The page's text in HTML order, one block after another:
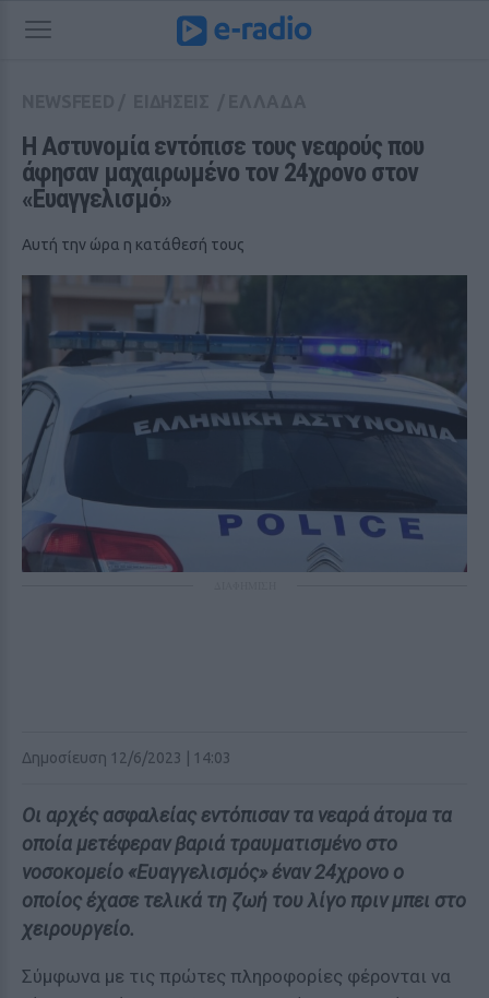
Η Αστυνομία εντόπισε τους νεαρούς που
άφησαν μαχαιρωμένο τον 24χρονο στον
«Ευαγγελισμό»
Αυτή την ώρα η κατάθεσή τους
Δημοσίευση 12/6/2023 | 14:03
Οι αρχές ασφαλείας εντόπισαν τα νεαρά άτομα τα
οποία μετέφεραν βαριά τραυματισμένο στο
νοσοκομείο «Ευαγγελισμός» έναν 24χρονο ο
οποίος έχασε τελικά τη ζωή του λίγο πριν μπει στο
χειρουργείο.
Σύμφωνα με τις πρώτες πληροφορίες φέρονται να